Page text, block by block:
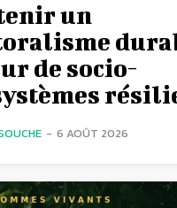
un
de socio-
- 6 AOÛT 2026